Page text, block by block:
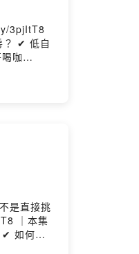
3pjItT8
？ ✔ 低自
是直接挑
集
✔ 如何兼